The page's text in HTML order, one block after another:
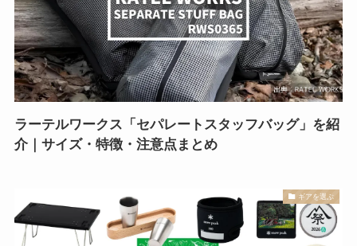
ラーテルワークス「セパレートスタッフバッグ」を紹
介｜サイズ・特徴・注意点まとめ
ギアを選ぶ